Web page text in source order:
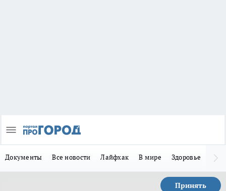
Документы Все новости Лайфхак В мире Здоровье
Принять